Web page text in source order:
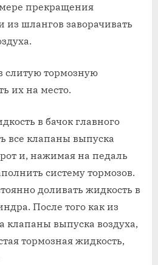
прекращения
из шлангов заворачивать
слитую тормозную
их на место.
в бачок главного
все клапаны выпуска
и, нажимая на педаль
систему тормозов.
доливать жидкость в
После того как из
клапаны выпуска воздуха,
тормозная жидкость,